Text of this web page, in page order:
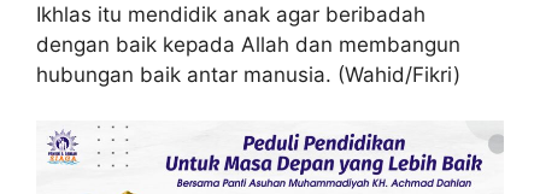
Ikhlas itu mendidik anak agar beribadah
dengan baik kepada Allah dan membangun
hubungan baik antar manusia. (Wahid/Fikri)